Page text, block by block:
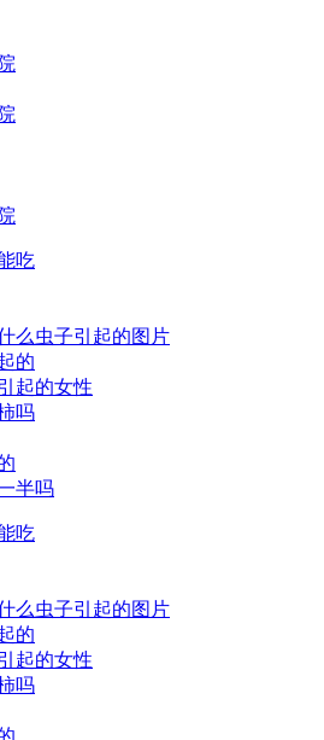
吃
么虫子引起的图片
的
起的女性
吗
半吗
吃
么虫子引起的图片
的
起的女性
吗